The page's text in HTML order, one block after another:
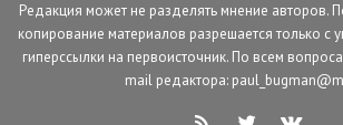
Редакция может не разделять мнение авторов.
копирование материалов разрешается только с
гиперссылки на первоисточник. По всем
mail редактора: